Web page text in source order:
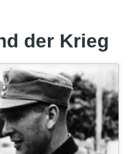
der Krieg